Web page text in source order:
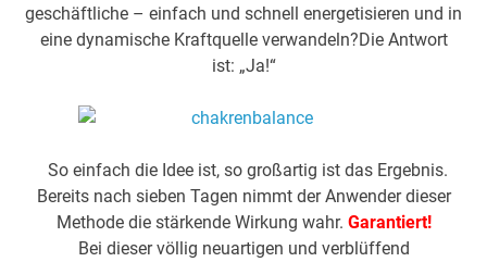
geschäftliche – einfach und schnell energetisieren und in
eine dynamische Kraftquelle verwandeln?Die Antwort
ist: „Ja!“
So einfach die Idee ist, so großartig ist das Ergebnis.
Bereits nach sieben Tagen nimmt der Anwender dieser
Methode die stärkende Wirkung wahr. Garantiert!
Bei dieser völlig neuartigen und verblüffend